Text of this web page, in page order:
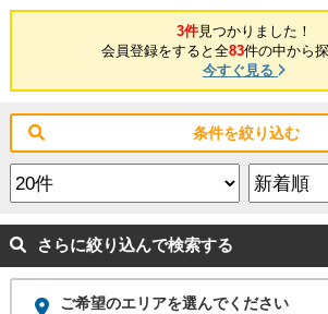
3件見つかりました！
会員登録をすると全83件の中から
今すぐ見る
条件を絞り込む
さらに絞り込んで検索する
ご希望のエリアを選んでください